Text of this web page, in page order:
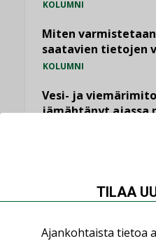
KOLUMNI
Miten
saatavien tietojen
KOLUMNI
Vesi- ja
jämähtänyt ajassa
TILAA
Ajankohtaista tietoa